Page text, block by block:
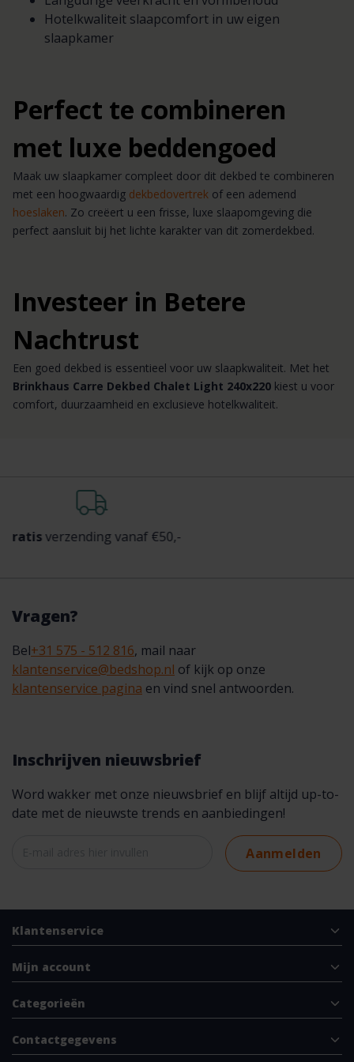
Hotelkwaliteit slaapcomfort in uw eigen
slaapkamer
Perfect te combineren
met luxe beddengoed
Maak uw slaapkamer compleet door dit dekbed te combineren
met een hoogwaardig dekbedovertrek of een ademend
hoeslaken. Zo creëert u een frisse, luxe slaapomgeving die
perfect aansluit bij het lichte karakter van dit zomerdekbed.
Investeer in Betere
Nachtrust
Een goed dekbed is essentieel voor uw slaapkwaliteit. Met het
Brinkhaus Carre Dekbed Chalet Light 240x220 kiest u voor
comfort, duurzaamheid en exclusieve hotelkwaliteit.
vanaf €50,-
Vragen?
Bel+31 575 - 512 816, mail naar
klantenservice@bedshop.nl of kijk op onze
klantenservice pagina en vind snel antwoorden.
Inschrijven nieuwsbrief
Word wakker met onze nieuwsbrief en blijf altijd up-to-
date met de nieuwste trends en aanbiedingen!
Aanmelden
Klantenservice
Mijn account
Categorieën
Contactgegevens